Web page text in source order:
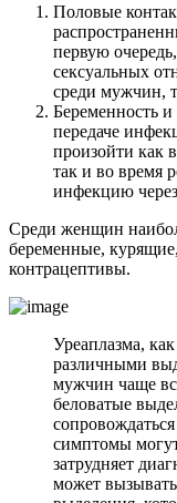
Половые
первую
сексуальных
среди мужчин,
Беременность
передаче
произойти как
так и во время
инфекцию
Среди женщин
беременные,
контрацептивы.
Уреаплазма,
различными
мужчин чаще
беловатые
симптомы
затрудняет
может